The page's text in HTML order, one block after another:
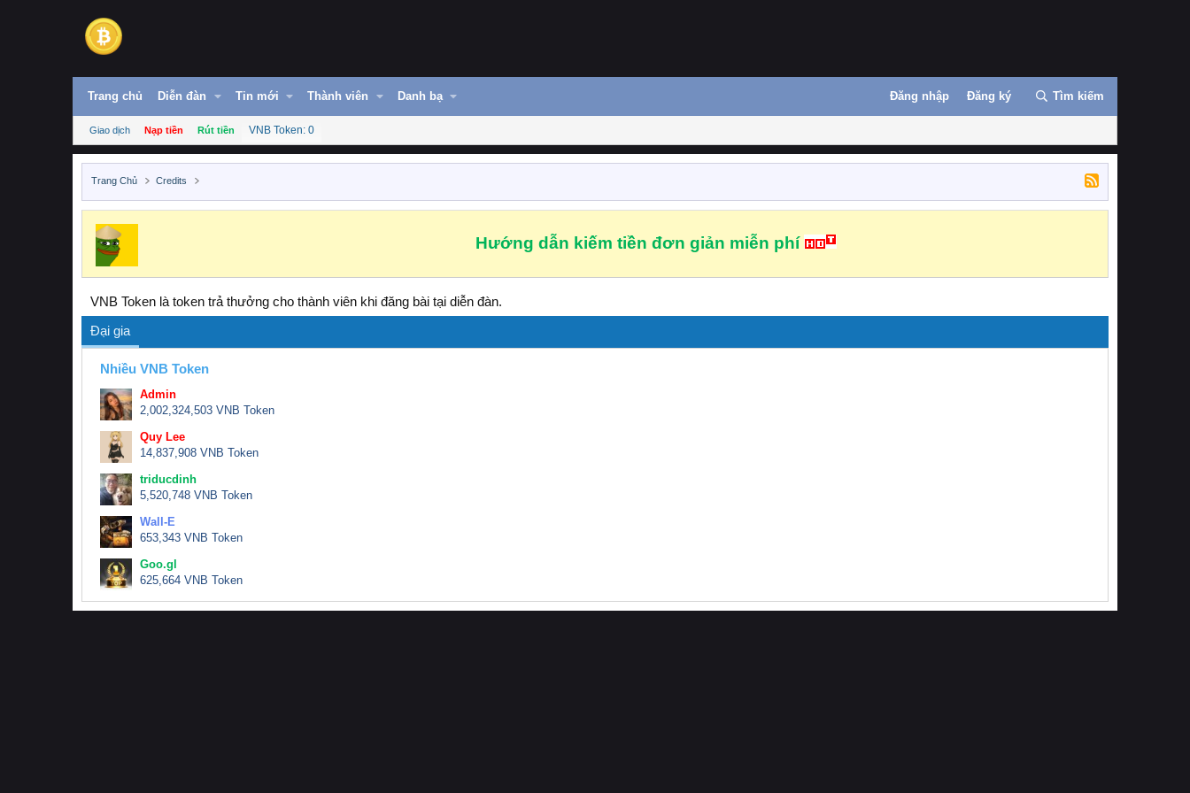
Trang chủ Diễn đàn Tin mới Thành viên Danh bạ Đăng nhập Đăng ký Tìm kiếm
Giao dịch Nạp tiền Rút tiền VNB Token: 0
Trang Chủ Credits
Hướng dẫn kiếm tiền đơn giản miễn phí
VNB Token là token trả thưởng cho thành viên khi đăng bài tại diễn đàn.
Đại gia
Nhiều VNB Token
Admin
2,002,324,503 VNB Token
Quy Lee
14,837,908 VNB Token
triducdinh
5,520,748 VNB Token
Wall-E
653,343 VNB Token
Goo.gl
625,664 VNB Token